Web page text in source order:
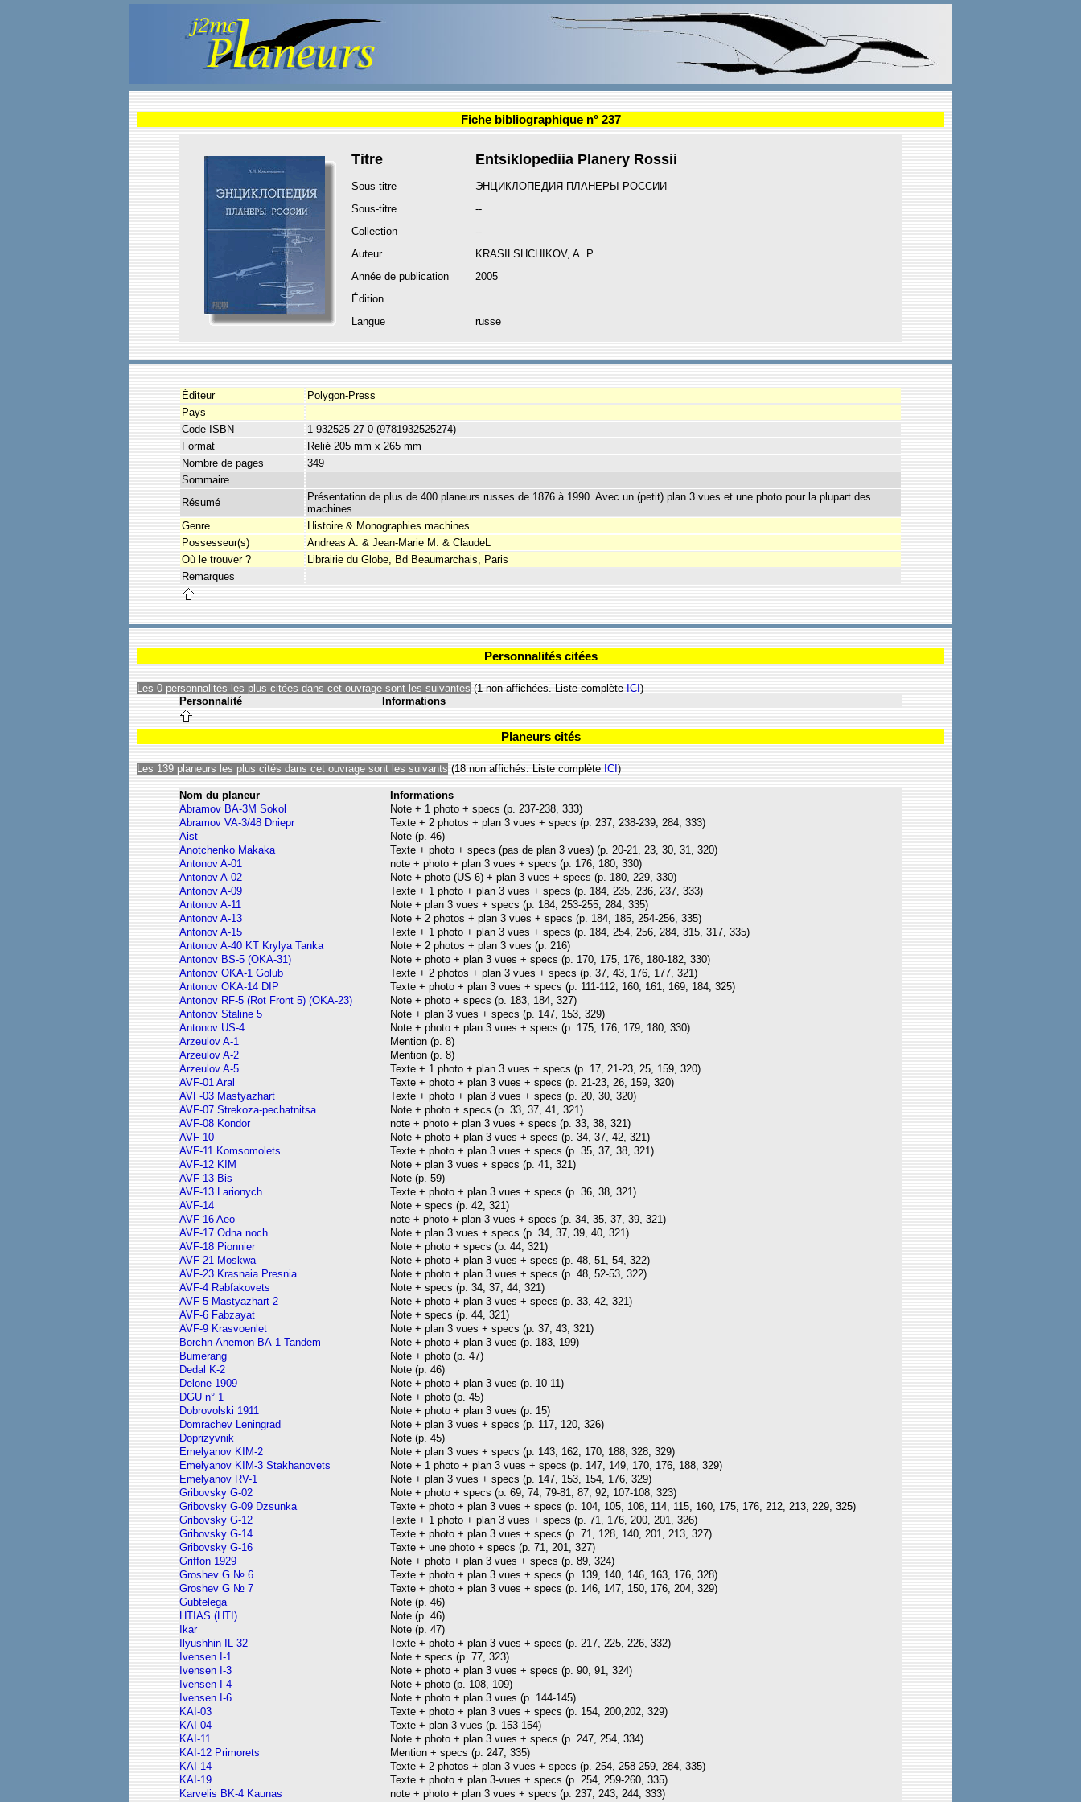
Fiche bibliographique n° 237
Titre Entsiklopediia Planery Rossii
Sous-titre
ЭНЦИКЛОПЕДИЯ ПЛАНЕРЫ РОССИИ
Sous-titre
--
Collection
--
Auteur
KRASILSHCHIKOV, A. P.
Année de publication
2005
Édition
Langue
russe
Éditeur
Polygon-Press
Pays
Code ISBN
1-932525-27-0 (9781932525274)
Format
Relié 205 mm x 265 mm
Nombre de pages
349
Sommaire
Résumé
Présentation de plus de 400 planeurs russes de 1876 à 1990. Avec un (petit) plan 3 vues et une photo pour la plupart des
machines.
Genre
Histoire & Monographies machines
Possesseur(s)
Andreas A. & Jean-Marie M. & ClaudeL
Où le trouver ?
Librairie du Globe, Bd Beaumarchais, Paris
Remarques
Personnalités citées
Les 0 personnalités les plus citées dans cet ouvrage sont les suivantes (1 non affichées. Liste complète ICI )
Personnalité
Informations
Planeurs cités
Les 139 planeurs les plus cités dans cet ouvrage sont les suivants (18 non affichés. Liste complète ICI)
Nom du planeur
Informations
Abramov BA-3M Sokol
Note + 1 photo + specs (p. 237-238, 333)
Abramov VA-3/48 Dniepr
Texte + 2 photos + plan 3 vues + specs (p. 237, 238-239, 284, 333)
Aist
Note (p. 46)
Anotchenko Makaka
Texte + photo + specs (pas de plan 3 vues) (p. 20-21, 23, 30, 31, 320)
Antonov A-01
note + photo + plan 3 vues + specs (p. 176, 180, 330)
Antonov A-02
Note + photo (US-6) + plan 3 vues + specs (p. 180, 229, 330)
Antonov A-09
Texte + 1 photo + plan 3 vues + specs (p. 184, 235, 236, 237, 333)
Antonov A-11
Note + plan 3 vues + specs (p. 184, 253-255, 284, 335)
Antonov A-13
Note + 2 photos + plan 3 vues + specs (p. 184, 185, 254-256, 335)
Antonov A-15
Texte + 1 photo + plan 3 vues + specs (p. 184, 254, 256, 284, 315, 317, 335)
Antonov A-40 KT Krylya Tanka
Note + 2 photos + plan 3 vues (p. 216)
Antonov BS-5 (OKA-31)
Note + photo + plan 3 vues + specs (p. 170, 175, 176, 180-182, 330)
Antonov OKA-1 Golub
Texte + 2 photos + plan 3 vues + specs (p. 37, 43, 176, 177, 321)
Antonov OKA-14 DIP
Texte + photo + plan 3 vues + specs (p. 111-112, 160, 161, 169, 184, 325)
Antonov RF-5 (Rot Front 5) (OKA-23)
Note + photo + specs (p. 183, 184, 327)
Antonov Staline 5
Note + plan 3 vues + specs (p. 147, 153, 329)
Antonov US-4
Note + photo + plan 3 vues + specs (p. 175, 176, 179, 180, 330)
Arzeulov A-1
Mention (p. 8)
Arzeulov A-2
Mention (p. 8)
Arzeulov A-5
Texte + 1 photo + plan 3 vues + specs (p. 17, 21-23, 25, 159, 320)
AVF-01 Aral
Texte + photo + plan 3 vues + specs (p. 21-23, 26, 159, 320)
AVF-03 Mastyazhart
Texte + photo + plan 3 vues + specs (p. 20, 30, 320)
AVF-07 Strekoza-pechatnitsa
Note + photo + specs (p. 33, 37, 41, 321)
AVF-08 Kondor
note + photo + plan 3 vues + specs (p. 33, 38, 321)
AVF-10
Note + photo + plan 3 vues + specs (p. 34, 37, 42, 321)
AVF-11 Komsomolets
Texte + photo + plan 3 vues + specs (p. 35, 37, 38, 321)
AVF-12 KIM
Note + plan 3 vues + specs (p. 41, 321)
AVF-13 Bis
Note (p. 59)
AVF-13 Larionych
Texte + photo + plan 3 vues + specs (p. 36, 38, 321)
AVF-14
Note + specs (p. 42, 321)
AVF-16 Aeo
note + photo + plan 3 vues + specs (p. 34, 35, 37, 39, 321)
AVF-17 Odna noch
Note + plan 3 vues + specs (p. 34, 37, 39, 40, 321)
AVF-18 Pionnier
Note + photo + specs (p. 44, 321)
AVF-21 Moskwa
Note + photo + plan 3 vues + specs (p. 48, 51, 54, 322)
AVF-23 Krasnaia Presnia
Note + photo + plan 3 vues + specs (p. 48, 52-53, 322)
AVF-4 Rabfakovets
Note + specs (p. 34, 37, 44, 321)
AVF-5 Mastyazhart-2
Note + photo + plan 3 vues + specs (p. 33, 42, 321)
AVF-6 Fabzayat
Note + specs (p. 44, 321)
AVF-9 Krasvoenlet
Note + plan 3 vues + specs (p. 37, 43, 321)
Borchn-Anemon BA-1 Tandem
Note + photo + plan 3 vues (p. 183, 199)
Bumerang
Note + photo (p. 47)
Dedal K-2
Note (p. 46)
Delone 1909
Note + photo + plan 3 vues (p. 10-11)
DGU n° 1
Note + photo (p. 45)
Dobrovolski 1911
Note + photo + plan 3 vues (p. 15)
Domrachev Leningrad
Note + plan 3 vues + specs (p. 117, 120, 326)
Doprizyvnik
Note (p. 45)
Emelyanov KIM-2
Note + plan 3 vues + specs (p. 143, 162, 170, 188, 328, 329)
Emelyanov KIM-3 Stakhanovets
Note + 1 photo + plan 3 vues + specs (p. 147, 149, 170, 176, 188, 329)
Emelyanov RV-1
Note + plan 3 vues + specs (p. 147, 153, 154, 176, 329)
Gribovsky G-02
Note + photo + specs (p. 69, 74, 79-81, 87, 92, 107-108, 323)
Gribovsky G-09 Dzsunka
Texte + photo + plan 3 vues + specs (p. 104, 105, 108, 114, 115, 160, 175, 176, 212, 213, 229, 325)
Gribovsky G-12
Texte + 1 photo + plan 3 vues + specs (p. 71, 176, 200, 201, 326)
Gribovsky G-14
Texte + photo + plan 3 vues + specs (p. 71, 128, 140, 201, 213, 327)
Gribovsky G-16
Texte + une photo + specs (p. 71, 201, 327)
Griffon 1929
Note + photo + plan 3 vues + specs (p. 89, 324)
Groshev G № 6
Texte + photo + plan 3 vues + specs (p. 139, 140, 146, 163, 176, 328)
Groshev G № 7
Texte + photo + plan 3 vues + specs (p. 146, 147, 150, 176, 204, 329)
Gubtelega
Note (p. 46)
HTIAS (HTI)
Note (p. 46)
Ikar
Note (p. 47)
Ilyushhin IL-32
Texte + photo + plan 3 vues + specs (p. 217, 225, 226, 332)
Ivensen I-1
Note + specs (p. 77, 323)
Ivensen I-3
Note + photo + plan 3 vues + specs (p. 90, 91, 324)
Ivensen I-4
Note + photo (p. 108, 109)
Ivensen I-6
Note + photo + plan 3 vues (p. 144-145)
KAI-03
Texte + photo + plan 3 vues + specs (p. 154, 200,202, 329)
KAI-04
Texte + plan 3 vues (p. 153-154)
KAI-11
Note + photo + plan 3 vues + specs (p. 247, 254, 334)
KAI-12 Primorets
Mention + specs (p. 247, 335)
KAI-14
Texte + 2 photos + plan 3 vues + specs (p. 254, 258-259, 284, 335)
KAI-19
Texte + photo + plan 3-vues + specs (p. 254, 259-260, 335)
Karvelis BK-4 Kaunas
note + photo + plan 3 vues + specs (p. 237, 243, 244, 333)